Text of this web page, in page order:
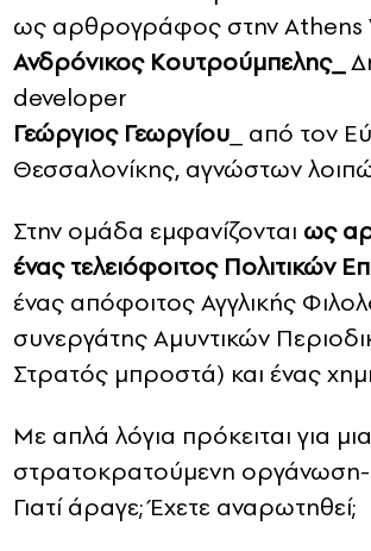
ως αρθρογράφος στην Athens
Ανδρόνικος Κουτρούμπελης_
developer
Γεώργιος Γεωργίου _ από τον
Θεσσαλονίκης, αγνώστων
Στην ομάδα εμφανίζονται ως
ένας τελειόφοιτος Πολιτικών
ένας απόφοιτος Αγγλικής
συνεργάτης Αμυντικών
Στρατός μπροστά) και ένας
Με απλά λόγια πρόκειται για μια
στρατοκρατούμενη οργάνωση-
Γιατί άραγε; Έχετε αναρωτηθεί;